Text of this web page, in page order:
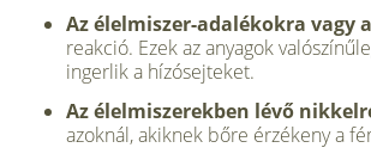
Az élelmiszer-adalékokra vagy
reakció. Ezek az anyagok
ingerlik a hízósejteket.
Az élelmiszerekben lévő
azoknál, akiknek bőre érzékeny a